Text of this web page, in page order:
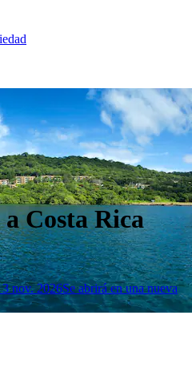
Costa Rica
3 nov. 2026Se abrirá en una nueva